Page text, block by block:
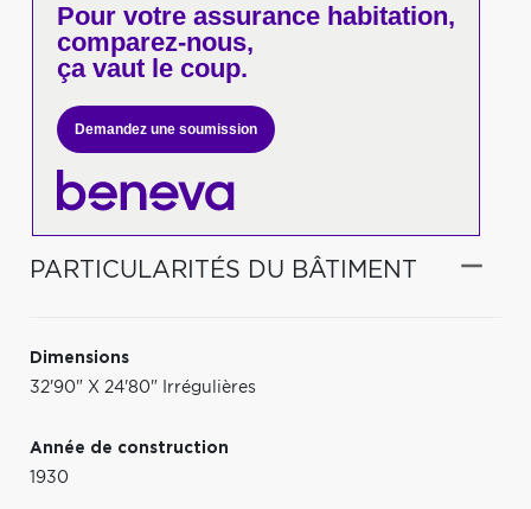
Pour votreassurance habitation,
comparez-nous,
ça vaut le coup.
Demandez une soumission
PARTICULARITÉS DU BÂTIMENT
Dimensions
32'90" X 24'80" Irrégulières
Année de construction
1930